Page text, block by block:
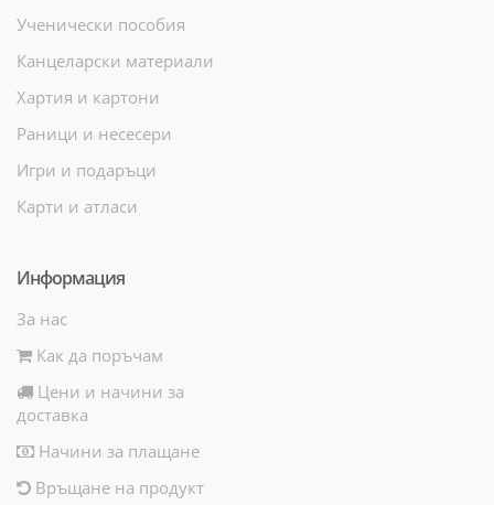
Ученически пособия
Канцеларски материали
Хартия и картони
Раници и несесери
Игри и подаръци
Карти и атласи
Информация
За нас
Как да поръчам
Цени и начини за
доставка
Начини за плащане
Връщане на продукт